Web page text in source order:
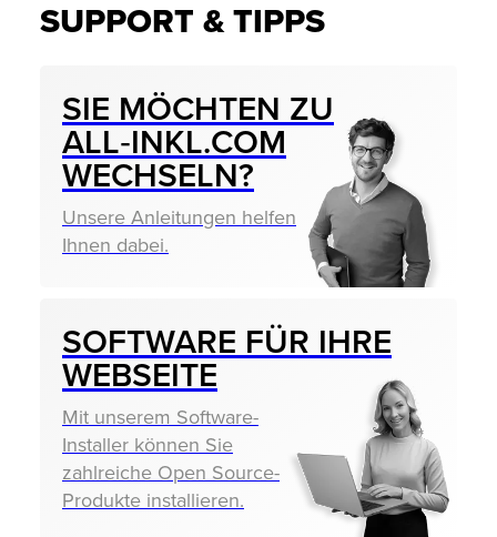
SUPPORT & TIPPS
SIE MÖCHTEN ZU
ALL‑INKL.COM
WECHSELN?
Unsere Anleitungen helfen
Ihnen dabei.
SOFTWARE FÜR IHRE
WEBSEITE
Mit unserem Software-
Installer können Sie
zahlreiche Open Source-
Produkte installieren.